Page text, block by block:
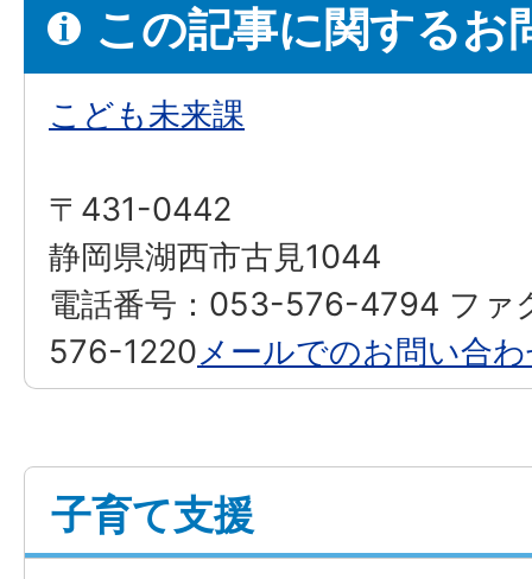
この記事に関するお
こども未来課
〒431-0442
静岡県湖西市古見1044
電話番号：053-576-4794 ファ
576-1220メールでのお問い合
子育て支援